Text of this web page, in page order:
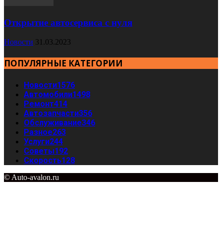
Открытие автосервиса с нуля
Новости 31.03.2023
ПОПУЛЯРНЫЕ КАТЕГОРИИ
Новости1576
Автомобили1498
Ремонт414
Автозапчасти356
Обслуживание346
Разное263
Услуги244
Советы192
Скорость128
© Auto-avalon.ru